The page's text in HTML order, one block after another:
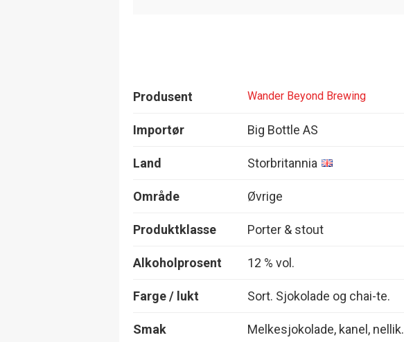
Produsent Wander Beyond Brewing
Importør Big Bottle AS
Land Storbritannia
Område Øvrige
Produktklasse Porter & stout
Alkoholprosent 12 % vol.
Farge / lukt Sort. Sjokolade og chai-te.
Smak Melkesjokolade, kanel, nellik.